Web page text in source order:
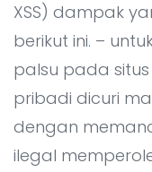
Pengembangan
Integrasi Sistem
Semua Layanan
Blog
XSS) dampak
berikut ini. –
palsu pada
pribadi dicuri
dengan
ilegal